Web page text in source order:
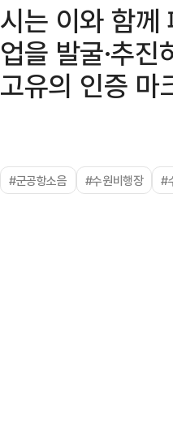
시는 이와 함께
업을 발굴·추
고유의 인증 마
#군공항소음 #수원비행장 #